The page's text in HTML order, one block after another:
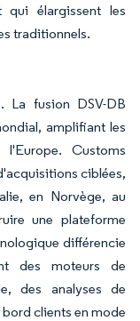
qui élargissent les
traditionnels.
La fusion DSV-DB
amplifiant les
Customs
ciblées,
en Norvège, au
une plateforme
différencie
des moteurs de
des analyses de
clients en mode